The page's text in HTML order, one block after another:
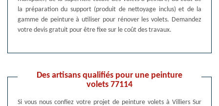
la préparation du support (produit de nettoyage inclus) et de la
gamme de peinture à utiliser pour rénover les volets. Demandez
votre devis gratuit pour être fixe sur le coût des travaux.
Des artisans qualifiés pour une peinture
volets 77114
Si vous nous confiez votre projet de peinture volets à Villiers Sur